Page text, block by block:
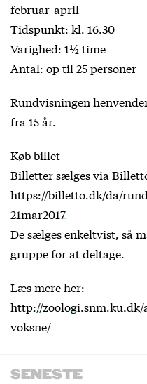
februar-april
Tidspunkt: kl. 16.30
Varighed: 1½ time
Antal: op til 25 personer
Rundvisningen
fra 15 år.
Køb billet
Billetter sælges via
https://billetto.dk/da/
21mar2017
De sælges enkeltvist, så
gruppe for at deltage.
Læs mere her:
http://
voksne/
SENESTE